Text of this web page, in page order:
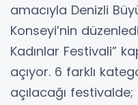
amacıyla Denizli
Konseyi’nin
Kadınlar Festivali”
açıyor. 6 farklı
açılacağı